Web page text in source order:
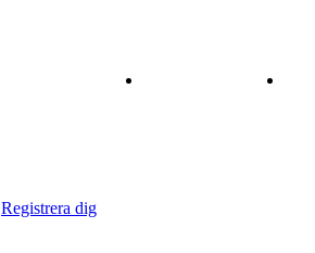
Registrera dig